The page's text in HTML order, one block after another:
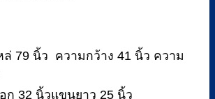
79 นิ้ว ความกว้าง 41 นิ้ว ความ
ก 32 นิ้วแขนยาว 25 นิ้ว